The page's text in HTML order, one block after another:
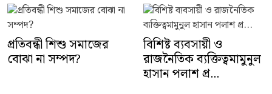
প্রতিবন্ধী শিশু সমাজের
বোঝা না সম্পদ?
বিশিষ্ট ব্যবসায়ী ও
রাজনৈতিক ব্যক্তিত্বমামুনুল
হাসান পলাশ প্র...